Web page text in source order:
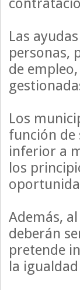
Las
personas,
de
Los
función de
inferior a
los
Además,
deberán
pretende
la